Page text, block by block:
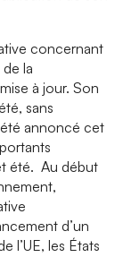
concernant
la
à jour. Son
sans
annoncé cet
été. Au début
d’un
l’UE, les États